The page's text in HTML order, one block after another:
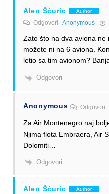
Alen Šćuric Author
Odgovori Anonymous
Zato što na dva aviona ne
možete ni na 6 aviona.
letio sa tim avionom?
Odgovori
Anonymous
Za Air Montenegro naj
Njima flota Embraera, Air
Dolomiti…
Odgovori
Alen Šćuric Author